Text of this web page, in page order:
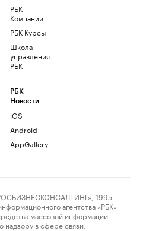
РБК
Компании
РБК Курсы
Школа
управления
РБК
РБК
Новости
iOS
Android
AppGallery
1995–
агентства «РБК»
массовой информации
в сфере связи,